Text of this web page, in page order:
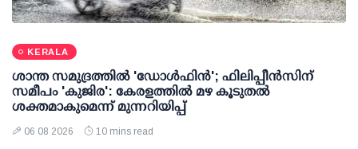
KERALA
ശാന്ത സമുദ്രത്തില്‍ 'ഡോള്‍ഫിന്‍'; ഫിലിപ്പീന്‍സിന്
സമീപം 'കുജിര': കേരളത്തില്‍ മഴ കൂടുതല്‍
ശക്തമാകുമെന്ന് മുന്നറിയിപ്പ്
06 08 2026 10 mins read